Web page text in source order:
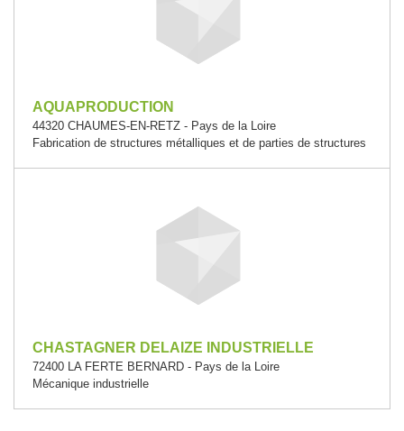
AQUAPRODUCTION
44320 CHAUMES-EN-RETZ - Pays de la Loire
Fabrication de structures métalliques et de parties de structures
CHASTAGNER DELAIZE INDUSTRIELLE
72400 LA FERTE BERNARD - Pays de la Loire
Mécanique industrielle